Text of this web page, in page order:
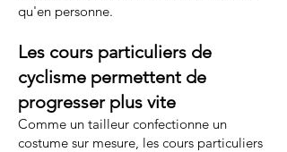
qu'en personne.
Les cours particuliers de
cyclisme permettent de
progresser plus vite
Comme un tailleur confectionne un
costume sur mesure, les cours particuliers